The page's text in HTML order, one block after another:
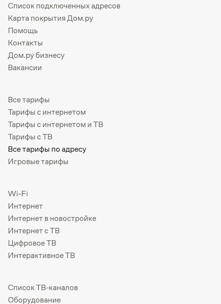
Список подключенных адресов
Карта покрытия Дом.ру
Помощь
Контакты
Дом.ру бизнесу
Вакансии
Все тарифы
Тарифы с интернетом
Тарифы с интернетом и ТВ
Тарифы с ТВ
Все тарифы по адресу
Игровые тарифы
Wi-Fi
Интернет
Интернет в новостройке
Интернет с ТВ
Цифровое ТВ
Интерактивное ТВ
Список ТВ-каналов
Оборудование